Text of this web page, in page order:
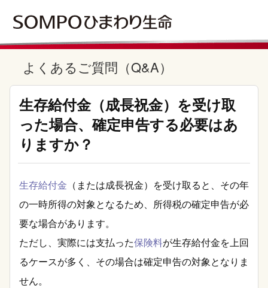
よくあるご質問（Q&A）
生存給付金（成長祝金）を受け取
った場合、確定申告する必要はあ
りますか？
生存給付金 （または成長祝金）を受け取ると、その年
の一時所得の対象となるため、所得税の確定申告が必
要な場合があります。
ただし、実際には支払った保険料が生存給付金を上回
るケースが多く、その場合は確定申告の対象となりま
せん。